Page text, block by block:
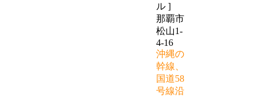
ル ]
那覇市
松山1-
4-16
沖縄の
幹線、
国道58
号線沿